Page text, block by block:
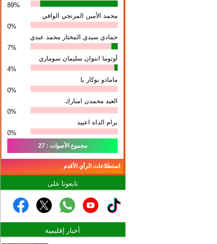
89%
محمد الأمين المرتجي الوافي
0%
حمادي سيدي المختار محمد عبدي
7%
أوتوما انتوان سلیمان سوماري
4%
مامادو بوكار با
0%
العيد محمدن امبارك
0%
برام الداه اعبيد
0%
مجموع الأصوات : 27
استطلاعات الرأي الأقدم
تابعونا على
أخبار إقليمية